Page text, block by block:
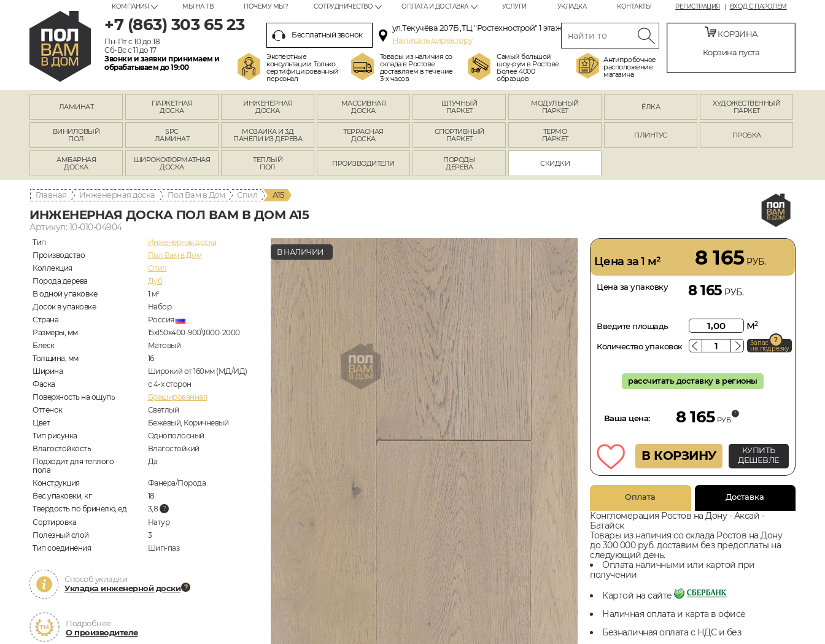
РЕГИСТРАЦИЯ ВХОД С ПАРОЛЕМ
КОМПАНИЯ МЫ НА ТВ ПОЧЕМУ МЫ? СОТРУДНИЧЕСТВО ОПЛАТА И ДОСТАВКА УСЛУГИ УКЛАДКА КОНТАКТЫ
+7 (863) 303 65 23
Пн-Пт с 10 до 18
Сб-Вс с 11 до 17
Звонки и заявки принимаем и
обрабатываем до 19:00
Бесплатный звонок
ул.Текучёва 207Б ,ТЦ "Ростехнострой" 1 этаж
Написать директору
Экспертные
консультации. Только
сертифицированный
персонал
Товары из наличия со
склада в Ростове
доставляем в течение
3-х часов
Самый большой
шоу-рум в Ростове.
Более 4000
образцов
Антипробочное
расположение
магазина
КОРЗИНА
Корзина пуста
ЛАМИНАТ
ПАРКЕТНАЯ
ДОСКА
ИНЖЕНЕРНАЯ
ДОСКА
МАССИВНАЯ
ДОСКА
ШТУЧНЫЙ
ПАРКЕТ
МОДУЛЬНЫЙ
ПАРКЕТ
ЁЛКА
ХУДОЖЕСТВЕННЫЙ
ПАРКЕТ
ВИНИЛОВЫЙ
ПОЛ
SPC
ЛАМИНАТ
МОЗАИКА И 3Д
ПАНЕЛИ ИЗ ДЕРЕВА
ТЕРРАСНАЯ
ДОСКА
СПОРТИВНЫЙ
ПАРКЕТ
ТЕРМО
ПАРКЕТ
ПЛИНТУС ПРОБКА
АМБАРНАЯ
ДОСКА
ШИРОКОФОРМАТНАЯ
ДОСКА
ТЕПЛЫЙ
ПОЛ
ПРОИЗВОДИТЕЛИ
ПОРОДЫ
ДЕРЕВА
СКИДКИ
Главная Инженерная доска Пол Вам в Дом Спил A15
ИНЖЕНЕРНАЯ ДОСКА ПОЛ ВАМ В ДОМ A15
Артикул: 10-010-04904
Тип
Инженерная доска
Производство
Пол Вам в Дом
Коллекция
Спил
Порода дерева
Дуб
В одной упаковке
1 м2
Досок в упаковке
Набор
Страна
Россия
Размеры, мм
15х150х400-900\1000-2000
Блеск
Матовый
Толщина, мм
16
Ширина
Широкий от 160мм (МД/ИД)
Фаска
с 4-х сторон
Поверхность на ощупь
Брашированная
Оттенок
Светлый
Цвет
Бежевый, Коричневый
Тип рисунка
Однополосный
Влагостойкость
Влагостойкий
Подходит для теплого
пола
Да
Конструкция
Фанера/Порода
Вес упаковки, кг
18
Твердость по бринелю, ед
3,8
Сортировка
Натур
Полезный слой
3
Тип соединения
Шип-паз
Способ укладки
Укладка инженерной доски
Подробнее
О производителе
В НАЛИЧИИ
Цена за 1 м² 8 165РУБ.
Цена за упаковку 8 165 РУБ.
Введите площадь м2
Количество упаковок Запас
на подрезку
рассчитать доставку в регионы
Ваша цена: 8 165 РУБ.
В КОРЗИНУ
КУПИТЬ
ДЕШЕВЛЕ
Оплата Доставка
Конгломерация Ростов на Дону - Аксай -
Батайск
Товары из наличия со склада Ростов на Дону
до 300 000 руб. доставим без предоплаты на
следующий день.
Оплата наличными или картой при
получении
Картой на сайте
Наличная оплата и карта в офисе
Безналичная оплата с НДС и без